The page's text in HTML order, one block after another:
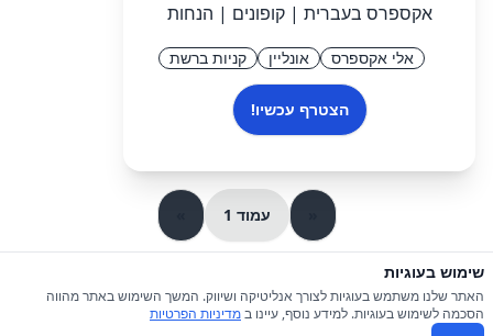
אקספרס בעברית | קופונים | הנחות
אלי אקספרס אונליין קניות ברשת
הצטרף עכשיו!
עמוד 1
© 2026 כל הזכויות שמורות ל-iGroupsIL
שימוש בעוגיות
האתר שלנו משתמש בעוגיות לצורך אנליטיקה ושיווק. המשך השימוש באתר מהווה
הסכמה לשימוש בעוגיות. למידע נוסף, עיינו במדיניות הפרטיות